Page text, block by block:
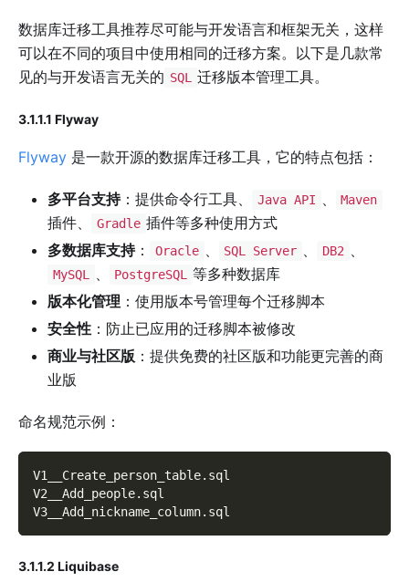
数据库迁移工具推荐尽可能与开发语言和框架无关，这样
可以在不同的项目中使用相同的迁移方案。以下是几款常
见的与开发语言无关的 SQL 迁移版本管理工具。
3.1.1.1 Flyway
Flyway 是一款开源的数据库迁移工具，它的特点包括：
多平台支持：提供命令行工具、 Java API Maven
插件、 Gradle 插件等多种使用方式
多数据库支持： Oracle SQL Server DB2
MySQL 、 PostgreSQL 等多种数据库
版本化管理 ：使用版本号管理每个迁移脚本
安全性 ：防止已应用的迁移脚本被修改
商业与社区版 ：提供免费的社区版和功能更完善的商
业版
命名规范示例：
V1__Create_person_table. sql
V2__Add_people. sql
V3__Add_nickname_column. sql
3.1.1.2 Liquibase